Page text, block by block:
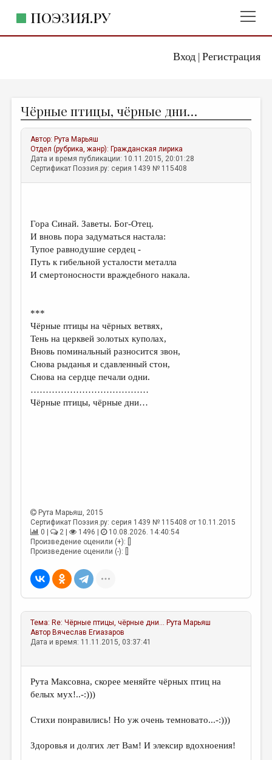
Вход| Регистрация
ПОЭЗИЯ.РУ
ЖАНРЫ
АВТОРЫ
КОММЕНТАРИИ
ЛИТСАЛОН
ПРАВИЛА САЙТА
ОТДЕЛЫ И РУБРИКИ
ИЗБРАННОЕ
ПРОИЗВЕДЕНИЯ
ПЕРЕВОДЫ
КОНКУРСЫ
ДЕТСКАЯ КОМНАТА
КНИЖНАЯ ПОЛКА
РЕДКОЛЛЕГИЯ
ОТ РЕДАКЦИИ
МАЛАЯ ПРОЗА
ЭССЕИСТИКА
ЛИТЕРАТУРОВЕДЕНИЕ
КУЛЬТУРОВЕДЕНИЕ
ПУБЛИЦИСТИКА
ЦИКЛЫ ПУБЛИКАЦИЙ
ТРЕДИАКОВСКИЙ
МЕДИА
ВКОНТАКТЕ
Чёрные птицы, чёрные дни…
Автор: Рута Марьяш
Отдел (рубрика, жанр): Гражданская лирика
Дата и время публикации: 10.11.2015, 20:01:28
Сертификат Поэзия.ру: серия 1439 № 115408
Гора Синай. Заветы. Бог-Отец.
И вновь пора задуматься настала:
Тупое равнодушие сердец -
Путь к гибельной усталости металла
И смертоносности враждебного накала.
***
Чёрные птицы на чёрных ветвях,
Тень на церквей золотых куполах,
Вновь поминальный разносится звон,
Снова рыданья и сдавленный стон,
Снова на сердце печали одни.
…………………………………
Чёрные птицы, чёрные дни…
Рута Марьяш, 2015
Сертификат Поэзия.ру: серия 1439 № 115408 от 10.11.2015
0 |
2 | 1496 |
10.08.2026. 14:40:54
Произведение оценили (+): []
Произведение оценили (-): []
Тема: Re: Чёрные птицы, чёрные дни… Рута Марьяш
Автор Вячеслав Егиазаров
Дата и время: 11.11.2015, 03:37:41
Рута Максовна, скорее меняйте чёрных птиц на
белых мух!..-:)))
Стихи понравились! Но уж очень темновато...-:)))
Здоровья и долгих лет Вам! И элексир вдохноения!